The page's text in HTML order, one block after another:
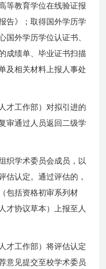
等教育学位在线验证报
告》；取得国外学历学
国外学历学位认证书、
成绩单、毕业证书扫描
及相关材料上报人事处
才工作部）对拟引进的
审通过人员返回二级学
织学术委员会成员，以
估认定。通过评估的，
包括资格初审系列材
才协议草本）上报至人
才工作部）将评估认定
意见提交至校学术委员